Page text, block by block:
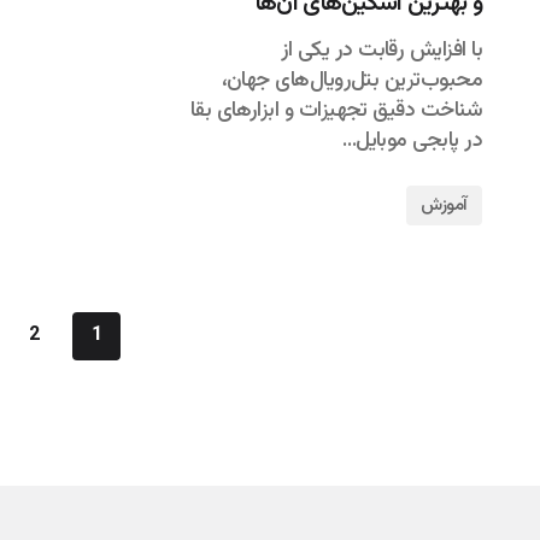
با افزایش رقابت در یکی از
محبوب‌ترین بتل‌رویال‌های جهان،
شناخت دقیق تجهیزات و ابزارهای بقا
در پابجی موبایل…
آموزش
1
2